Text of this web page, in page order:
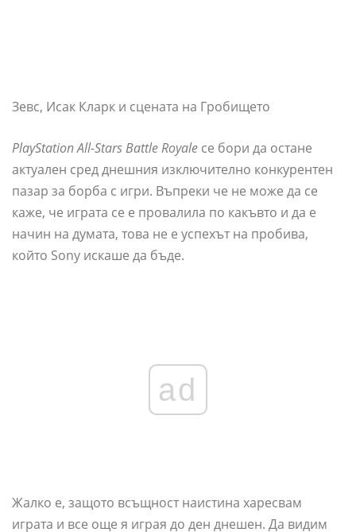
Зевс, Исак Кларк и сцената на Гробището
PlayStation All-Stars Battle Royale се бори да остане
актуален сред днешния изключително конкурентен
пазар за борба с игри. Въпреки че не може да се
каже, че играта се е провалила по какъвто и да е
начин на думата, това не е успехът на пробива,
който Sony искаше да бъде.
ad
Жалко е, защото всъщност наистина харесвам
играта и все още я играя до ден днешен. Да видим